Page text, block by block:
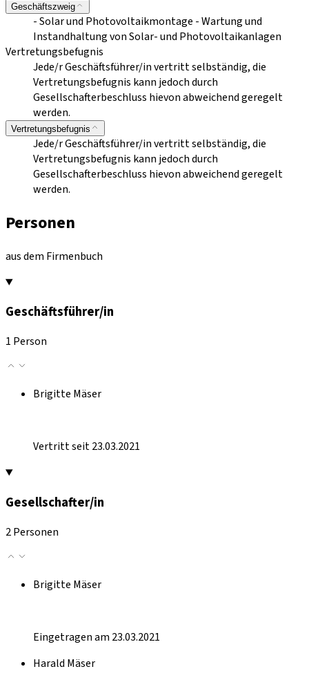
Geschäftszweig
- Solar und Photovoltaikmontage - Wartung und
Instandhaltung von Solar- und Photovoltaikanlagen
Vertretungsbefugnis
Jede/r Geschäftsführer/in vertritt selbständig, die
Vertretungsbefugnis kann jedoch durch
Gesellschafterbeschluss hievon abweichend geregelt
werden.
Vertretungsbefugnis
Jede/r Geschäftsführer/in vertritt selbständig, die
Vertretungsbefugnis kann jedoch durch
Gesellschafterbeschluss hievon abweichend geregelt
werden.
Personen
aus dem Firmenbuch
Geschäftsführer/in
1 Person
Brigitte Mäser
Vertritt seit 23.03.2021
Gesellschafter/in
2 Personen
Brigitte Mäser
Eingetragen am 23.03.2021
Harald Mäser